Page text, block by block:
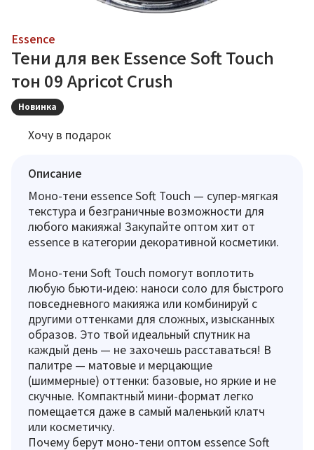
Essence
Тени для век Essence Soft Touch
тон 09 Apricot Crush
Новинка
Хочу в подарок
Описание
Моно-тени essence Soft Touch — супер-мягкая
текстура и безграничные возможности для
любого макияжа! Закупайте оптом хит от
essence в категории декоративной косметики.
Моно-тени Soft Touch помогут воплотить
любую бьюти-идею: наноси соло для быстрого
повседневного макияжа или комбинируй с
другими оттенками для сложных, изысканных
образов. Это твой идеальный спутник на
каждый день — не захочешь расставаться! В
палитре — матовые и мерцающие
(шиммерные) оттенки: базовые, но яркие и не
скучные. Компактный мини-формат легко
помещается даже в самый маленький клатч
или косметичку.
Почему берут моно-тени оптом essence Soft